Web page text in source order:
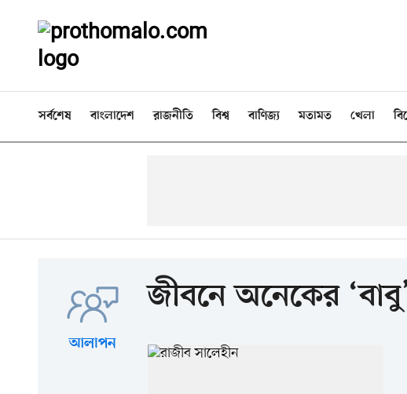
সর্বশেষ বাংলাদেশ রাজনীতি বিশ্ব বাণিজ্য মতামত খেলা
আলাপন
জীবনে অনেকের